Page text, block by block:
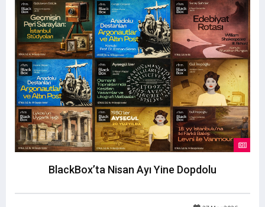
BlackBox’ta Nisan Ayı Yine Dopdolu